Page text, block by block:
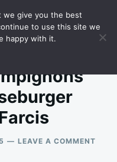
LEAVE A COMMENTON
we give you the best
to use this site we
happy with it.